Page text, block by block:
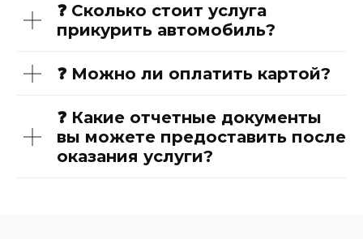
❓ Сколько стоит услуга
прикурить автомобиль?
❓ Можно ли оплатить картой?
❓ Какие отчетные документы
вы можете предоставить после
оказания услуги?